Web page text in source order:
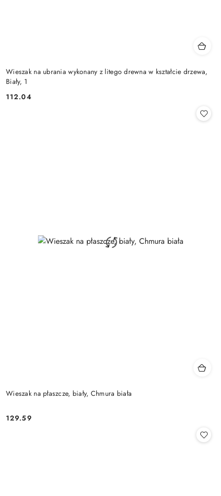
Wieszak na ubrania wykonany z litego drewna w kształcie drzewa,
Biały, 1
Cena:
112.04
Wieszak na płaszcze, biały, Chmura biała
Cena:
129.59